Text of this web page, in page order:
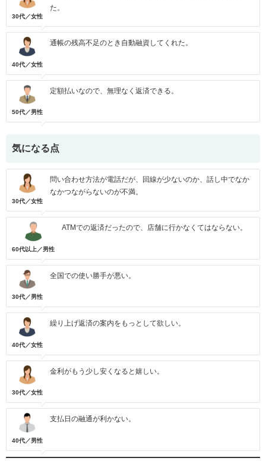
30代／女性
た。
40代／女性
通帳の残高不足のとき自動融資してくれた。
50代／男性
定額払いなので、無理なく返済できる。
気になる点
30代／女性
問い合わせ方法が電話だが、回線が少ないのか、話し中でなか
なかつながらないのが不満。
60代以上／男性
ATMでの返済だったので、店舗に行かなくてはならない。
30代／男性
全国での使い勝手が悪い。
40代／女性
繰り上げ返済の案内をもっとして欲しい。
30代／女性
金利がもう少し安くなると嬉しい。
40代／男性
支払日の融通が利かない。